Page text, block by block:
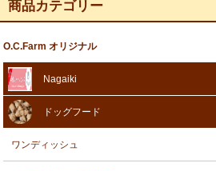
商品カテゴリー
O.C.Farm オリジナル
Nagaiki
ドッグフード
ワンディッシュ